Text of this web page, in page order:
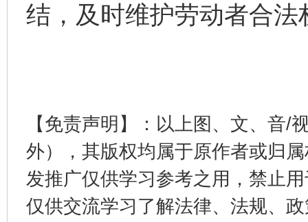
结，及时维护劳动者合法
【免责声明】：以上图、文、音/
外），其版权均属于原作者或归
发推广仅供学习参考之用，禁止
仅供交流学习了解法律、法规、
东山县通报“牛蛙产品抗生素超标问题” 法